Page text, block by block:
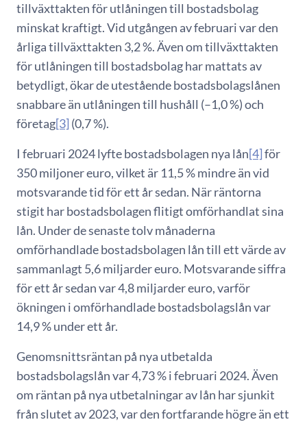
tillväxttakten för utlåningen till bostadsbolag
minskat kraftigt. Vid utgången av februari var den
årliga tillväxttakten 3,2 %. Även om tillväxttakten
för utlåningen till bostadsbolag har mattats av
betydligt, ökar de utestående bostadsbolagslånen
snabbare än utlåningen till hushåll (–1,0 %) och
företag[3] (0,7 %).
I februari 2024 lyfte bostadsbolagen nya lån[4]för
350 miljoner euro, vilket är 11,5 % mindre än vid
motsvarande tid för ett år sedan. När räntorna
stigit har bostadsbolagen flitigt omförhandlat sina
lån. Under de senaste tolv månaderna
omförhandlade bostadsbolagen lån till ett värde av
sammanlagt 5,6 miljarder euro. Motsvarande siffra
för ett år sedan var 4,8 miljarder euro, varför
ökningen i omförhandlade bostadsbolagslån var
14,9 % under ett år.
Genomsnittsräntan på nya utbetalda
bostadsbolagslån var 4,73 % i februari 2024. Även
om räntan på nya utbetalningar av lån har sjunkit
från slutet av 2023, var den fortfarande högre än ett